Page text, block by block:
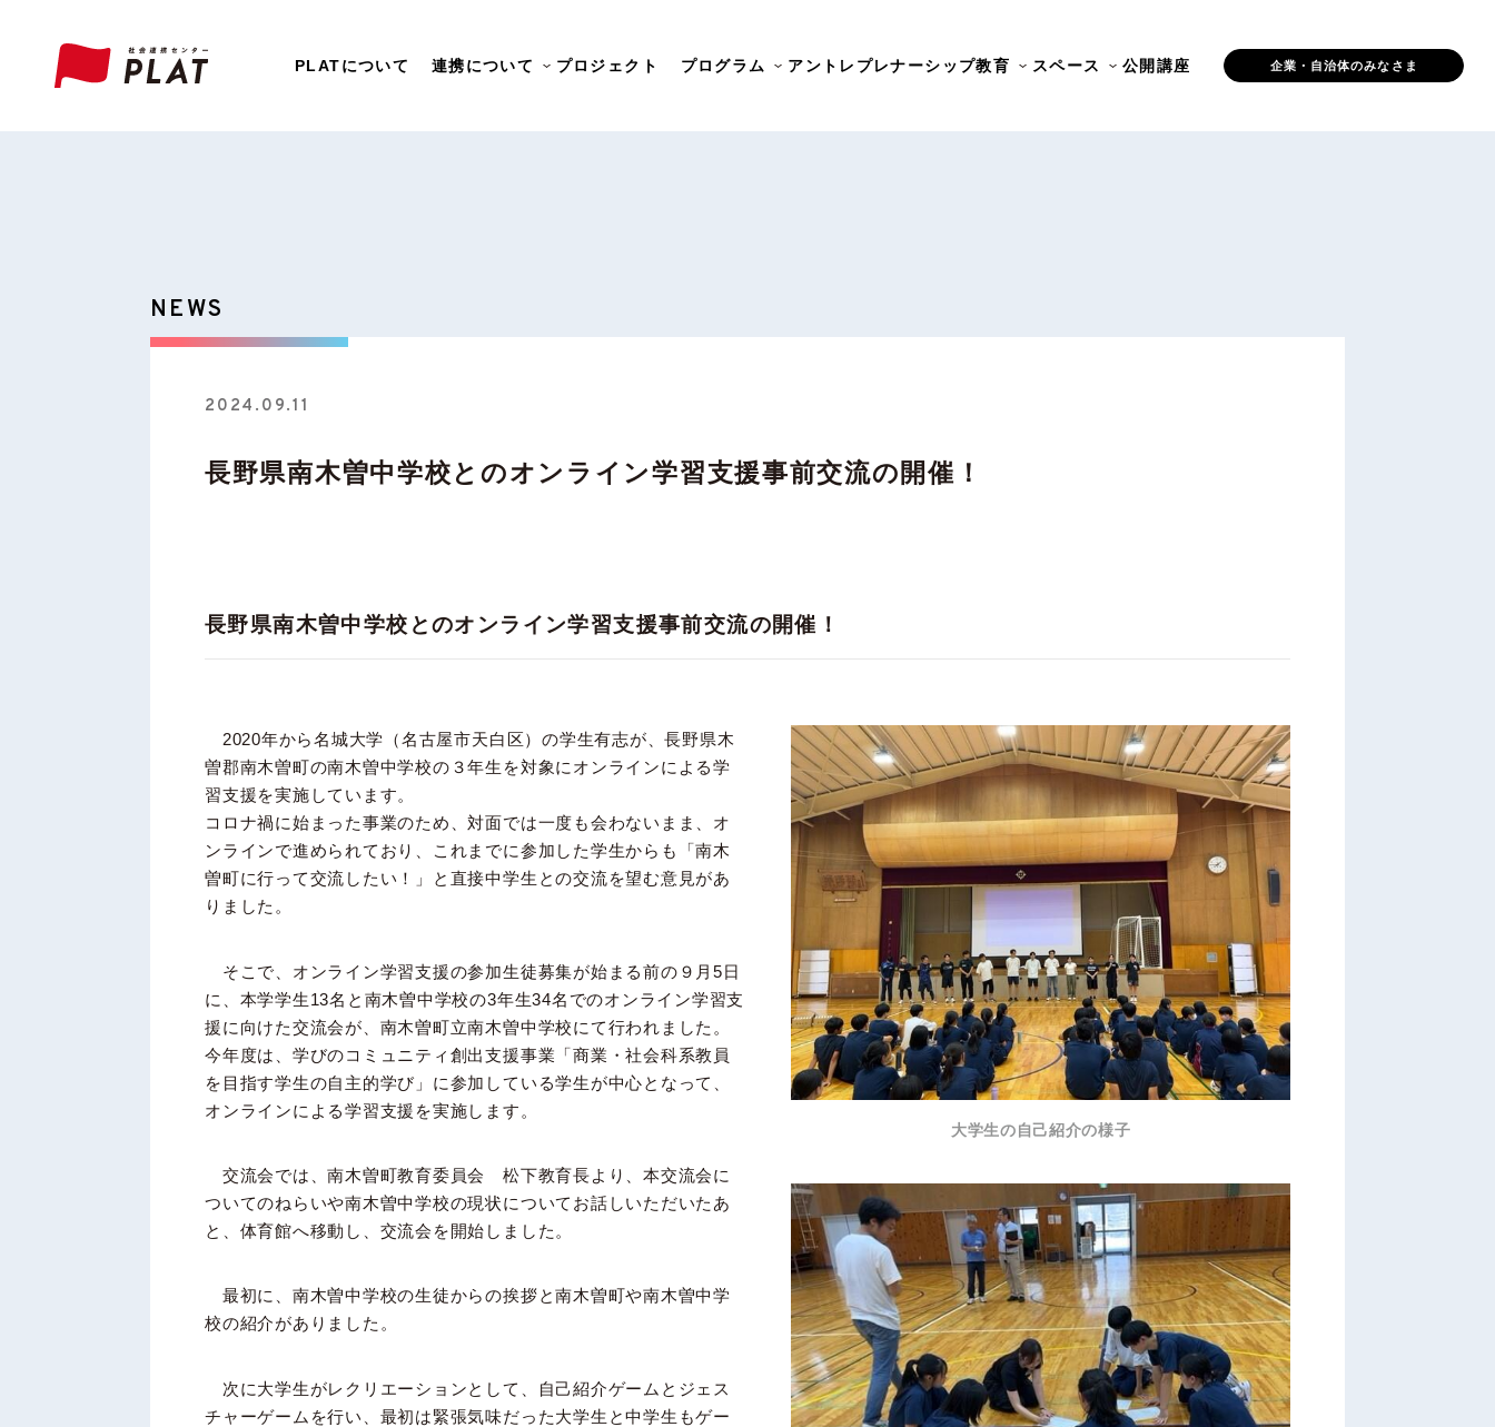
PLATについて 連携について プロジェクト プログラム アントレプレナーシップ教育 スペース 公開講座 企業・自治体のみなさま
NEWS
2024.09.11
長野県南木曽中学校とのオンライン学習支援事前交流の開催！
長野県南木曽中学校とのオンライン学習支援事前交流の開催！
大学生の自己紹介の様子
2020年から名城大学（名古屋市天白区）の学生有志が、長野県木
曽郡南木曽町の南木曽中学校の３年生を対象にオンラインによる学
習支援を実施しています。
コロナ禍に始まった事業のため、対面では一度も会わないまま、オ
ンラインで進められており、これまでに参加した学生からも「南木
曽町に行って交流したい！」と直接中学生との交流を望む意見があ
りました。
そこで、オンライン学習支援の参加生徒募集が始まる前の９月5日
に、本学学生13名と南木曽中学校の3年生34名でのオンライン学習支
援に向けた交流会が、南木曽町立南木曽中学校にて行われました。
今年度は、学びのコミュニティ創出支援事業「商業・社会科系教員
を目指す学生の自主的学び」に参加している学生が中心となって、
オンラインによる学習支援を実施します。
交流会では、南木曽町教育委員会 松下教育長より、本交流会に
ついてのねらいや南木曽中学校の現状についてお話しいただいたあ
と、体育館へ移動し、交流会を開始しました。
最初に、南木曽中学校の生徒からの挨拶と南木曽町や南木曽中学
校の紹介がありました。
次に大学生がレクリエーションとして、自己紹介ゲームとジェス
チャーゲームを行い、最初は緊張気味だった大学生と中学生もゲー